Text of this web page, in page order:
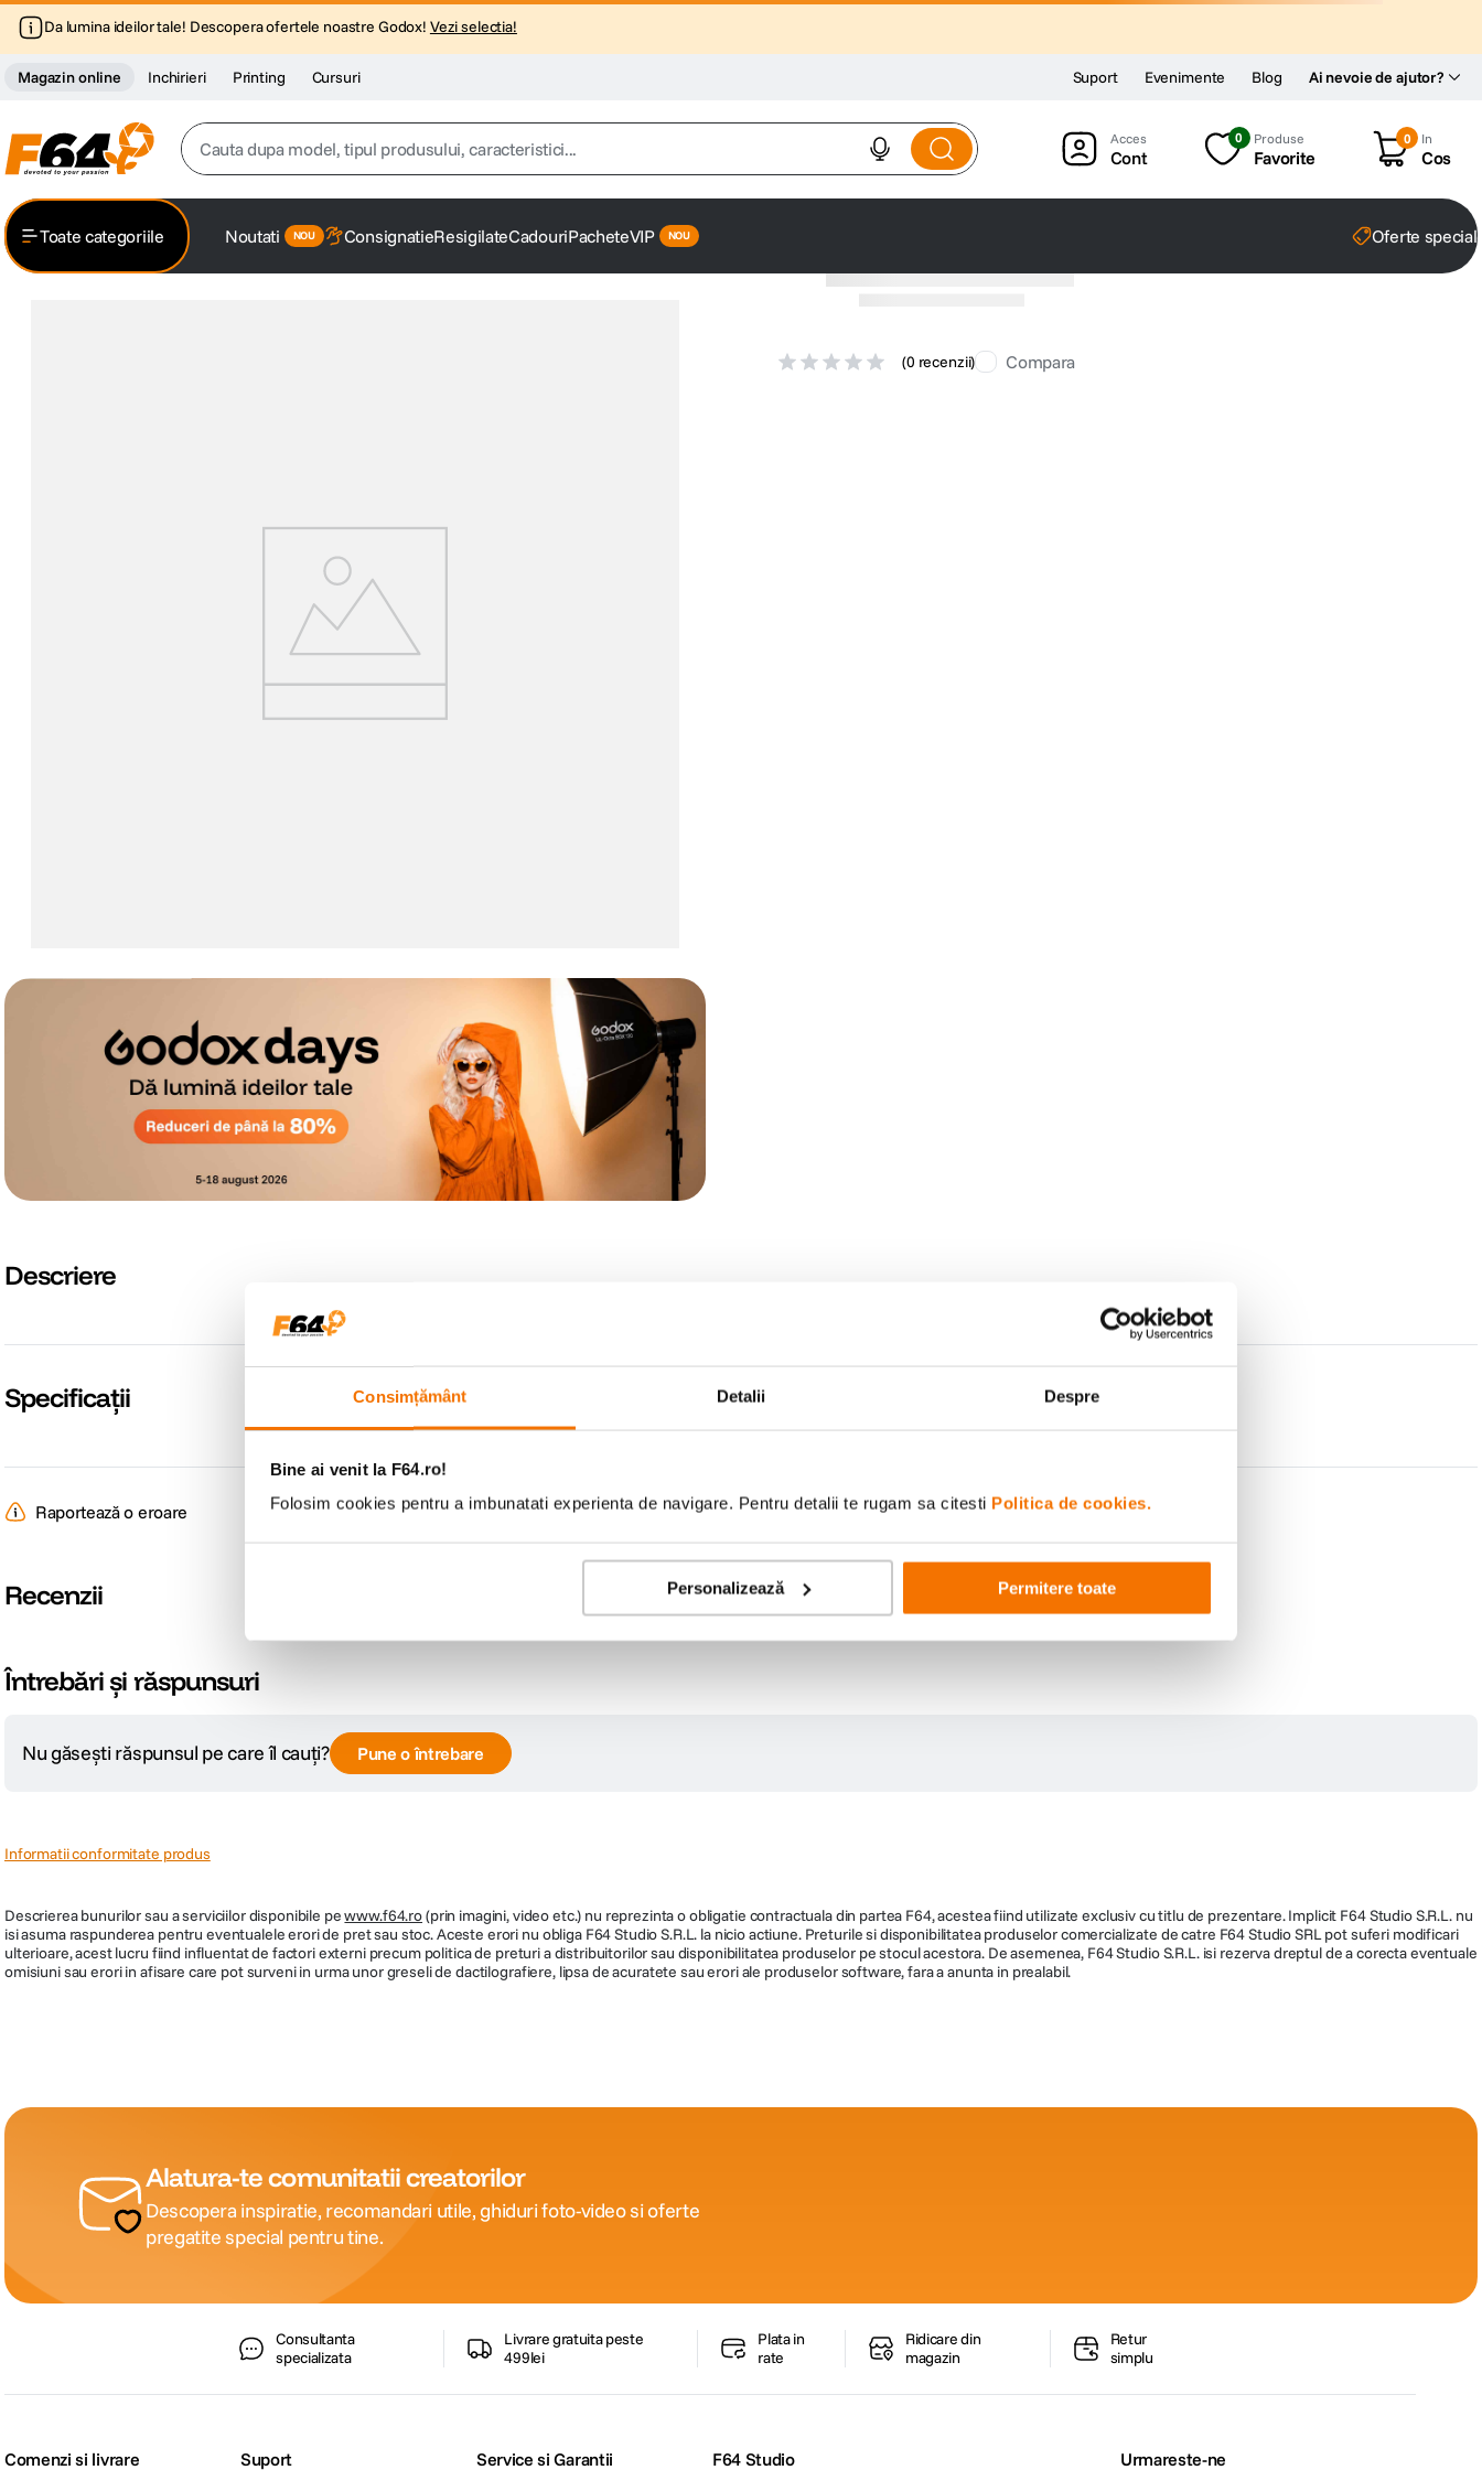
Consimțământ Detalii Despre
Bine ai venit la F64.ro!
Folosim cookies pentru a imbunatati experienta de navigare. Pentru detalii te rugam sa citesti Politica de cookies.
Personalizează Permitere toate
Da lumina ideilor tale! Descopera ofertele noastre Godox! Vezi selectia!
Magazin online Inchirieri Printing Cursuri Ai nevoie de ajutor?
Suport Evenimente Blog
Cauta dupa model, tipul produsului, caracteristici...
canon sx740 hs
card memorie
sony fx
dji mic mini
Cont
0 Produse
Favorite
0 In
Cos
Toate categoriile Noutati ConsignatieResigilateCadouriPacheteVIP Oferte
(0 recenzii) Compara
Descriere
Specificații
Raportează o eroare
Recenzii
Întrebări și răspunsuri
Nu găsești răspunsul pe care îl cauți? Pune o întrebare
Informatii conformitate produs
Descrierea bunurilor sau a serviciilor disponibile pewww.f64.ro(prin imagini, video etc.) nu reprezinta o obligatie contractuala din partea F64, acestea fiind utilizate exclusiv cu titlu de prezentare. Implicit F64 Studio S.R.L. nu
isi asuma raspunderea pentru eventualele erori de pret sau stoc. Aceste erori nu obliga F64 Studio S.R.L. la nicio actiune. Preturile si disponibilitatea produselor comercializate de catre F64 Studio SRL pot suferi modificari
ulterioare, acest lucru fiind influentat de factori externi precum politica de preturi a distribuitorilor sau disponibilitatea produselor pe stocul acestora. De asemenea, F64 Studio S.R.L. isi rezerva dreptul de a corecta eventuale
omisiuni sau erori in afisare care pot surveni in urma unor greseli de dactilografiere, lipsa de acuratete sau erori ale produselor software, fara a anunta in prealabil.
Alatura-te comunitatii creatorilor
Descopera inspiratie, recomandari utile, ghiduri foto-video si oferte
pregatite special pentru tine.
Consultanta
specializata
Livrare gratuita peste
499lei
Plata in
rate
Ridicare din
magazin
Retur
simplu
Comenzi si livrare Suport Service si Garantii F64 Studio Urmareste-ne